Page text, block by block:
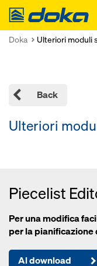
Doka
Doka Ulteriori moduli
Back
Ulteriori
Piecelist
Per una modifica
per la
Al download